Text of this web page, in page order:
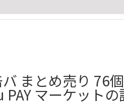
まとめ売り 76
マーケット